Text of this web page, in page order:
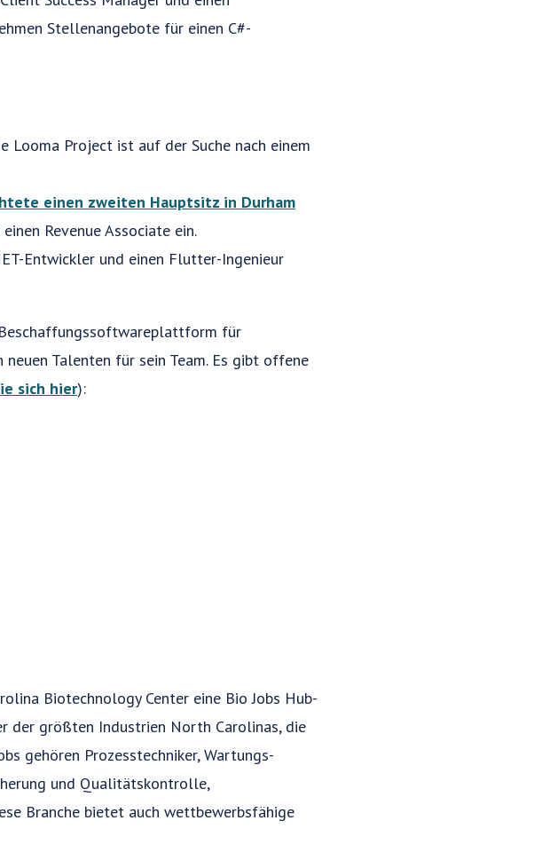
Stellenangebote für einen C#-
Project ist auf der Suche nach einem
einen zweiten Hauptsitz in Durham
Revenue Associate ein.
Entwickler und einen Flutter-Ingenieur
für
Talenten für sein Team. Es gibt offene
sich hier):
Biotechnology Center eine Bio Jobs Hub-
der größten Industrien North Carolinas, die
gehören Prozesstechniker, Wartungs-
und Qualitätskontrolle,
Branche bietet auch wettbewerbsfähige